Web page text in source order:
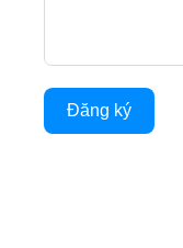
Đăng ký